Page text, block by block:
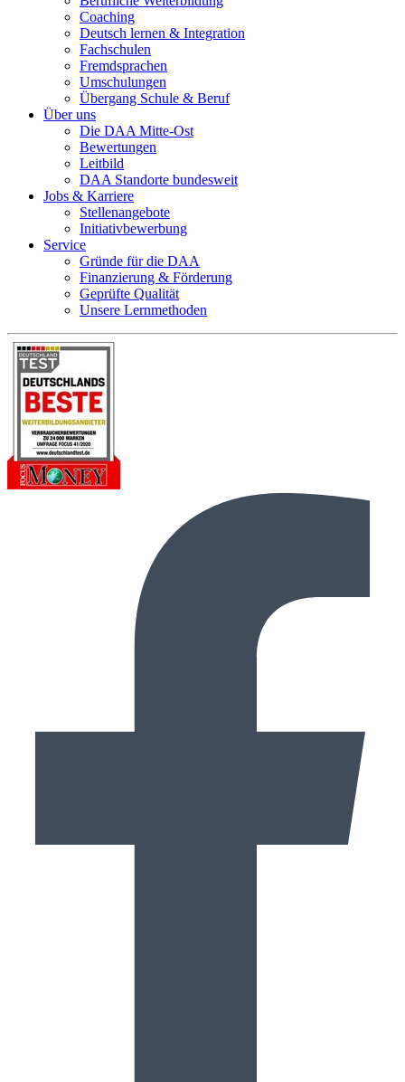
Coaching
Deutsch lernen & Integration
Fachschulen
Fremdsprachen
Umschulungen
Übergang Schule & Beruf
Über uns
Die DAA Mitte-Ost
Bewertungen
Leitbild
DAA Standorte bundesweit
Jobs & Karriere
Stellenangebote
Initiativbewerbung
Service
Gründe für die DAA
Finanzierung & Förderung
Geprüfte Qualität
Unsere Lernmethoden